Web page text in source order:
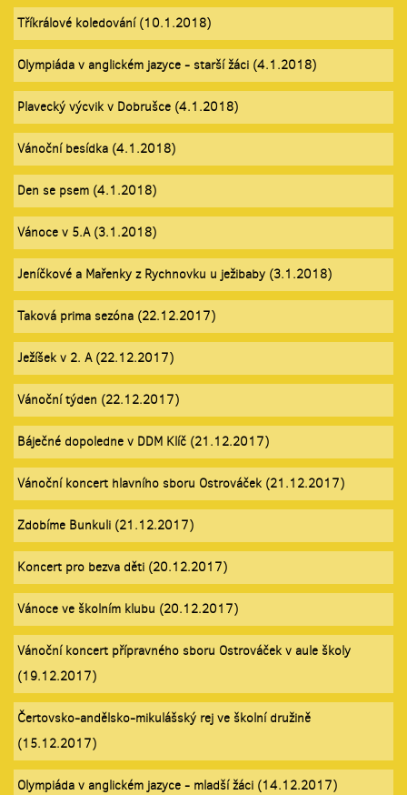
Tříkrálové koledování (10.1.2018)
Olympiáda v anglickém jazyce - starší žáci (4.1.2018)
Plavecký výcvik v Dobrušce (4.1.2018)
Vánoční besídka (4.1.2018)
Den se psem (4.1.2018)
Vánoce v 5.A (3.1.2018)
Jeníčkové a Mařenky z Rychnovku u ježibaby (3.1.2018)
Taková prima sezóna (22.12.2017)
Ježíšek v 2. A (22.12.2017)
Vánoční týden (22.12.2017)
Báječné dopoledne v DDM Klíč (21.12.2017)
Vánoční koncert hlavního sboru Ostrováček (21.12.2017)
Zdobíme Bunkuli (21.12.2017)
Koncert pro bezva děti (20.12.2017)
Vánoce ve školním klubu (20.12.2017)
Vánoční koncert přípravného sboru Ostrováček v aule školy
(19.12.2017)
Čertovsko-andělsko-mikulášský rej ve školní družině
(15.12.2017)
Olympiáda v anglickém jazyce - mladší žáci (14.12.2017)